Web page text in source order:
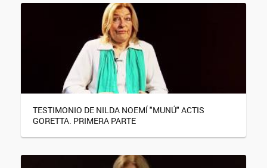
TESTIMONIO DE NILDA NOEMÍ "MUNÚ" ACTIS
GORETTA. PRIMERA PARTE